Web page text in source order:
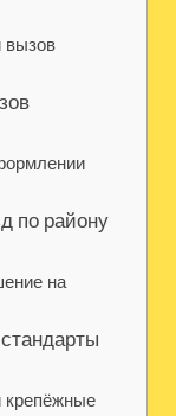
вызов
по району
на
крепёжные